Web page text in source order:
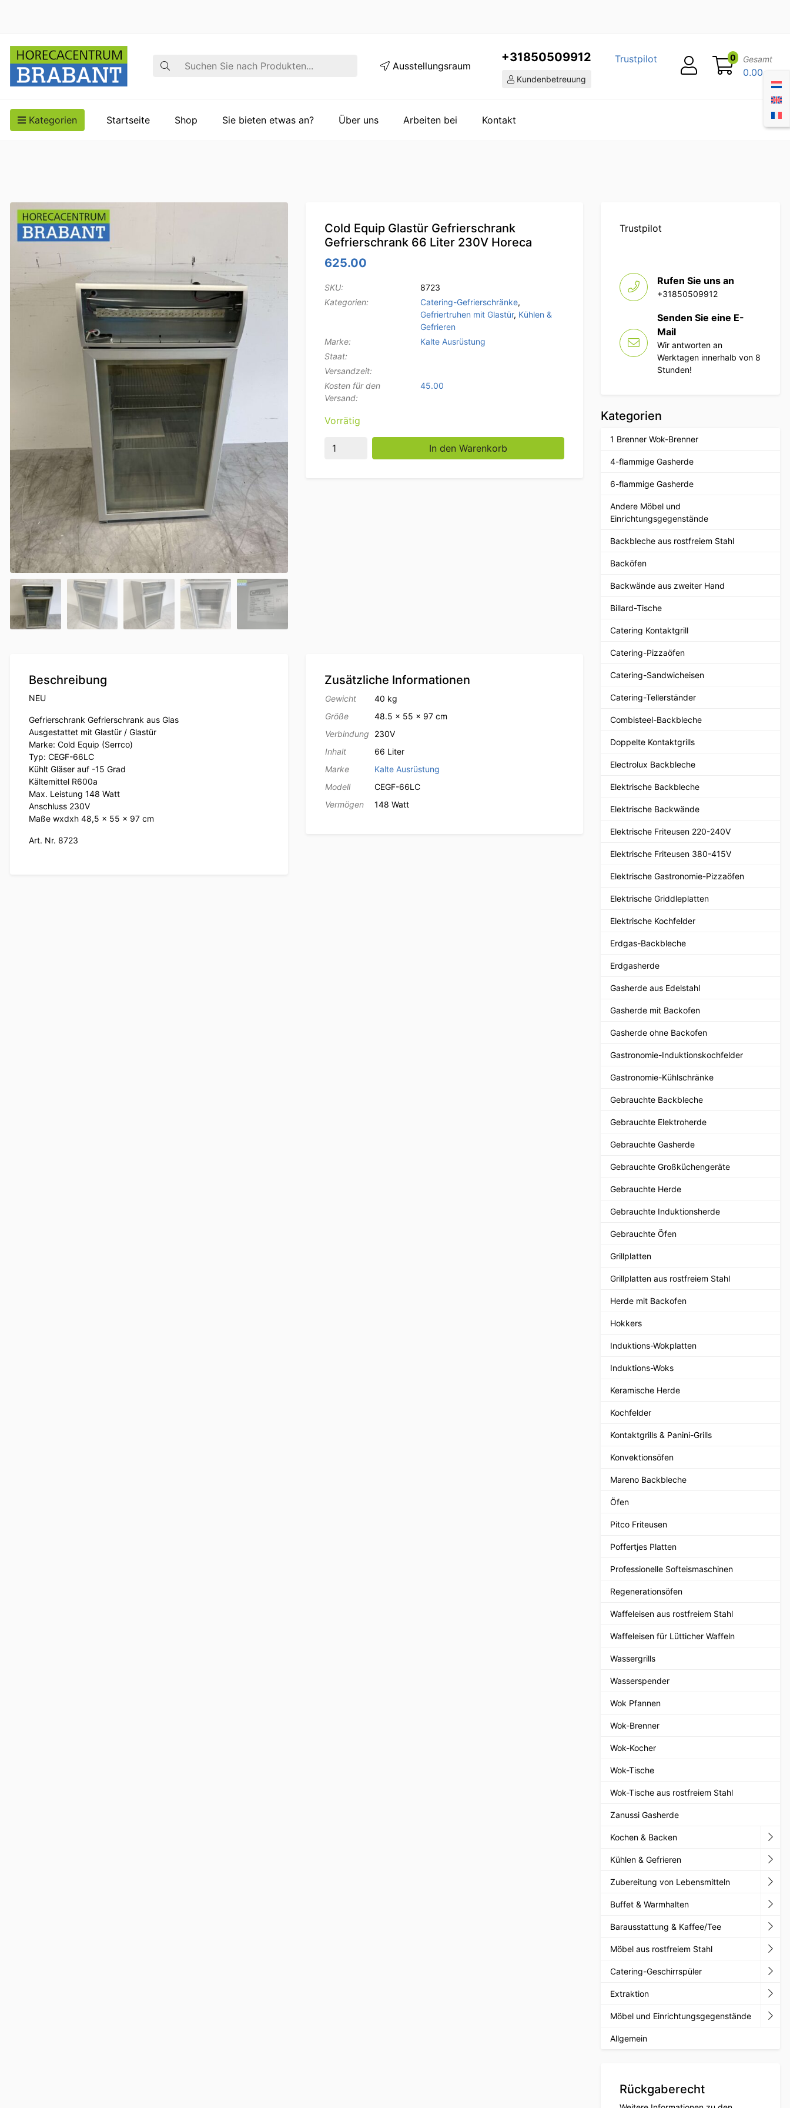
Suche Ausstellungsraum
+31850509912
Kundenbetreuung
Trustpilot 0 Gesamt
0.00
Kategorien Startseite Shop Sie bieten etwas an? Über uns Arbeiten bei Kontakt
Cold Equip Glastür Gefrierschrank
Gefrierschrank 66 Liter 230V Horeca
625.00
SKU:
8723
Kategorien:
Catering-Gefrierschränke,
Gefriertruhen mit Glastür, Kühlen &
Gefrieren
Marke:
Kalte Ausrüstung
Staat:
Versandzeit:
Kosten für den
Versand:
45.00
Vorrätig
Cold Equip Glastür Gefrierschrank Gefrierschrank 66 Liter 230V Horeca Menge
In den Warenkorb
Beschreibung
NEU
Gefrierschrank Gefrierschrank aus Glas
Ausgestattet mit Glastür / Glastür
Marke: Cold Equip (Serrco)
Typ: CEGF-66LC
Kühlt Gläser auf -15 Grad
Kältemittel R600a
Max. Leistung 148 Watt
Anschluss 230V
Maße wxdxh 48,5 x 55 x 97 cm
Art. Nr. 8723
Zusätzliche Informationen
Gewicht
40 kg
Größe
48.5 × 55 × 97 cm
Verbindung
230V
Inhalt
66 Liter
Marke
Kalte Ausrüstung
Modell
CEGF-66LC
Vermögen
148 Watt
Trustpilot
Rufen Sie uns an
+31850509912
Senden Sie eine E-
Mail
Wir antworten an
Werktagen innerhalb von 8
Stunden!
Kategorien
1 Brenner Wok-Brenner
4-flammige Gasherde
6-flammige Gasherde
Andere Möbel und
Einrichtungsgegenstände
Backbleche aus rostfreiem Stahl
Backöfen
Backwände aus zweiter Hand
Billard-Tische
Catering Kontaktgrill
Catering-Pizzaöfen
Catering-Sandwicheisen
Catering-Tellerständer
Combisteel-Backbleche
Doppelte Kontaktgrills
Electrolux Backbleche
Elektrische Backbleche
Elektrische Backwände
Elektrische Friteusen 220-240V
Elektrische Friteusen 380-415V
Elektrische Gastronomie-Pizzaöfen
Elektrische Griddleplatten
Elektrische Kochfelder
Erdgas-Backbleche
Erdgasherde
Gasherde aus Edelstahl
Gasherde mit Backofen
Gasherde ohne Backofen
Gastronomie-Induktionskochfelder
Gastronomie-Kühlschränke
Gebrauchte Backbleche
Gebrauchte Elektroherde
Gebrauchte Gasherde
Gebrauchte Großküchengeräte
Gebrauchte Herde
Gebrauchte Induktionsherde
Gebrauchte Öfen
Grillplatten
Grillplatten aus rostfreiem Stahl
Herde mit Backofen
Hokkers
Induktions-Wokplatten
Induktions-Woks
Keramische Herde
Kochfelder
Kontaktgrills & Panini-Grills
Konvektionsöfen
Mareno Backbleche
Öfen
Pitco Friteusen
Poffertjes Platten
Professionelle Softeismaschinen
Regenerationsöfen
Waffeleisen aus rostfreiem Stahl
Waffeleisen für Lütticher Waffeln
Wassergrills
Wasserspender
Wok Pfannen
Wok-Brenner
Wok-Kocher
Wok-Tische
Wok-Tische aus rostfreiem Stahl
Zanussi Gasherde
Kochen & Backen
Kühlen & Gefrieren
Zubereitung von Lebensmitteln
Buffet & Warmhalten
Barausstattung & Kaffee/Tee
Möbel aus rostfreiem Stahl
Catering-Geschirrspüler
Extraktion
Möbel und Einrichtungsgegenstände
Allgemein
Rückgaberecht